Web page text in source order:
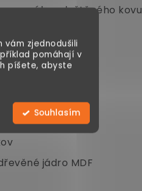
vám zjednodušili
pomáhají v
píšete, abyste
Souhlasím
a leštěného kovu
jádro MDF